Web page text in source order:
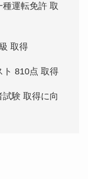
運転免許 取
取得
810点 取得
験 取得に向